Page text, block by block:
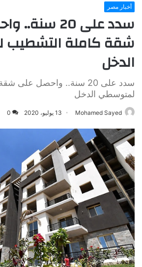
أخبار مصر
سدد على 20
شقة كاملة
الدخل
سدد على 20 سنة.. واحصل
لمتوسطي الدخل
Mohamed Sayed 13 يوليو، 2020 0